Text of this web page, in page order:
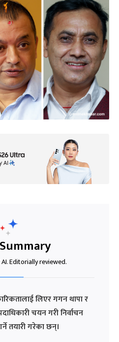
Editorially reviewed.
लिएर गगन थापा र
चयन गरी निर्वाचन
तयारी गरेका छन्।